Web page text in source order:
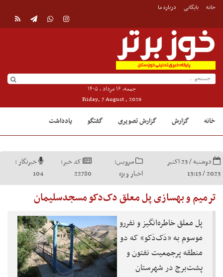
خانه بایگانی درباره ما
جمعه, ۱۶ مرداد , ۱۴۰۵
Friday, 7 August , 2026
خانه گزارش گزارش تصویری گفتگو یادداشت
دوشنبه / 23 اکتبر
2023 / 13:13
سرویس:
اخبار ویژه
کد خبر:
22780
خبرنگار :
104
ترمیم و بهسازی پل معلق دک‌دکو مسجدسلیمان
پل معلق خاطره‌انگیز و نفررو
موسوم به «دَک‌دَکو» که دو
منطقه پرجمعیت نفتون و
پشت‌برج در شهرستان